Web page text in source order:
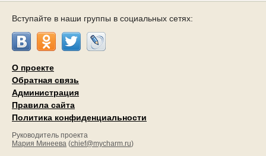
Вступайте в наши группы в социальных сетях:
О проекте
Обратная связь
Администрация
Правила сайта
Политика конфиденциальности
Руководитель проекта
Мария Минеева (chief@mycharm.ru)